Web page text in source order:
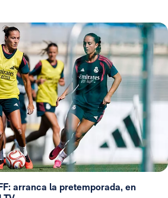
arranca la pretemporada, en